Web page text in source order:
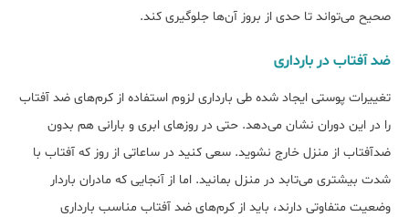
صحیح می‌تواند تا حدی از بروز آن‌ها جلوگیری کند.
ضد آفتاب در بارداری
تغییرات پوستی ایجاد شده طی بارداری لزوم استفاده از کرم‎‌های ضد آفتاب
را در این دوران نشان می‌‎دهد. حتی در روزهای ابری و بارانی هم بدون
ضدآفتاب از منزل خارج نشوید. سعی کنید در ساعاتی از روز که آفتاب با
شدت بیش‎تری می‌تابد در منزل بمانید. اما از آنجایی که مادران باردار
وضعیت متفاوتی دارند، باید از کرم‎‌های ضد آفتاب مناسب بارداری